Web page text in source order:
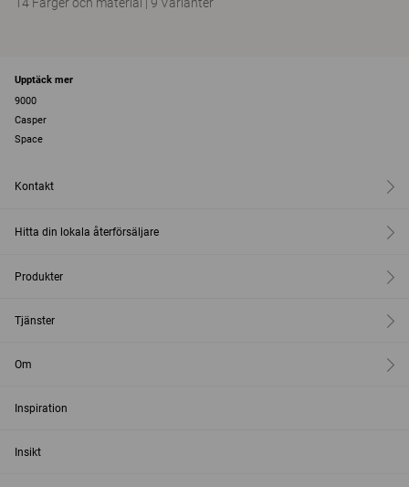
Upptäck mer
9000
Casper
Space
Kontakt
Hitta din lokala återförsäljare
Produkter
Tjänster
Om
Inspiration
Insikt